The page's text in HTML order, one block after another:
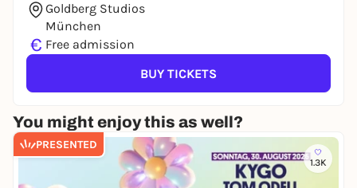
Goldberg Studios
München
€ Free admission
BUY TICKETS
You might enjoy this as well?
PRESENTED
1.3K